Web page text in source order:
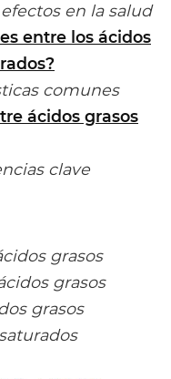
en la salud
entre los ácidos
comunes
ácidos grasos
clave
grasos
grasos
grasos